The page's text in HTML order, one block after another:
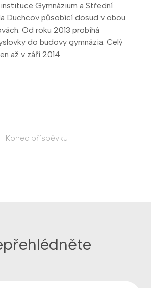
Gymnázium a Střední
Duchcov působící dosud v obou
Od roku 2013 probíhá
do budovy gymnázia. Celý
až v září 2014.
Konec příspěvku